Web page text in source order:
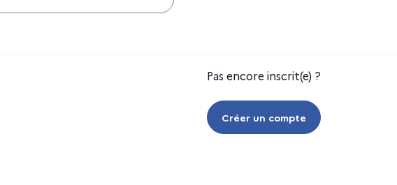
Pas encore inscrit(e) ?
Créer un compte